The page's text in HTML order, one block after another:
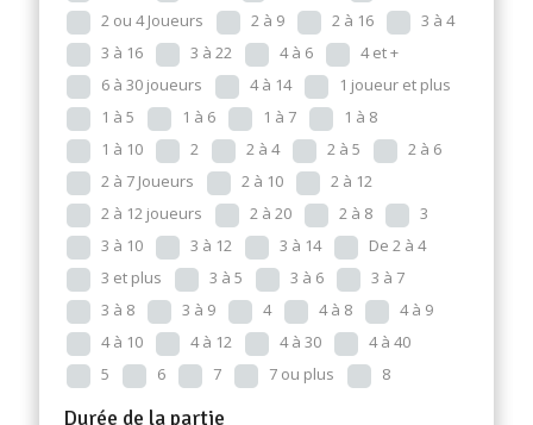
2 ou 4 Joueurs
2 à 9 2 à 16
3 à 4
3 à 16
3 à 22 4 à 6
4 et +
6 à 30 joueurs
4 à 14
1 joueur et plus
1 à 5
1 à 6 1 à 7
1 à 8
1 à 10
2 2 à 4 2 à 5
2 à 6
2 à 7 Joueurs
2 à 10
2 à 12
2 à 12 joueurs
2 à 20 2 à 8
3
3 à 10
3 à 12 3 à 14
De 2 à 4
3 et plus
3 à 5 3 à 6
3 à 7
3 à 8
3 à 9 4 4 à 8
4 à 9
4 à 10
4 à 12 4 à 30
4 à 40
5
6 7 7 ou plus 8
Durée de la partie